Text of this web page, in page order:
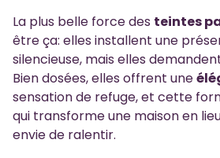
La plus belle force des teintes
être ça: elles installent une
silencieuse, mais elles
Bien dosées, elles offrent une
sensation de refuge, et cette
qui transforme une maison en
envie de ralentir.